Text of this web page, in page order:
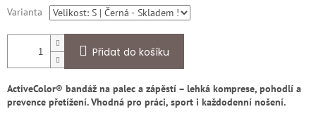
Varianta
Přidat do košíku
ActiveColor® bandáž na palec a zápěstí – lehká komprese, pohodlí a
prevence přetížení. Vhodná pro práci, sport i každodenní nošení.